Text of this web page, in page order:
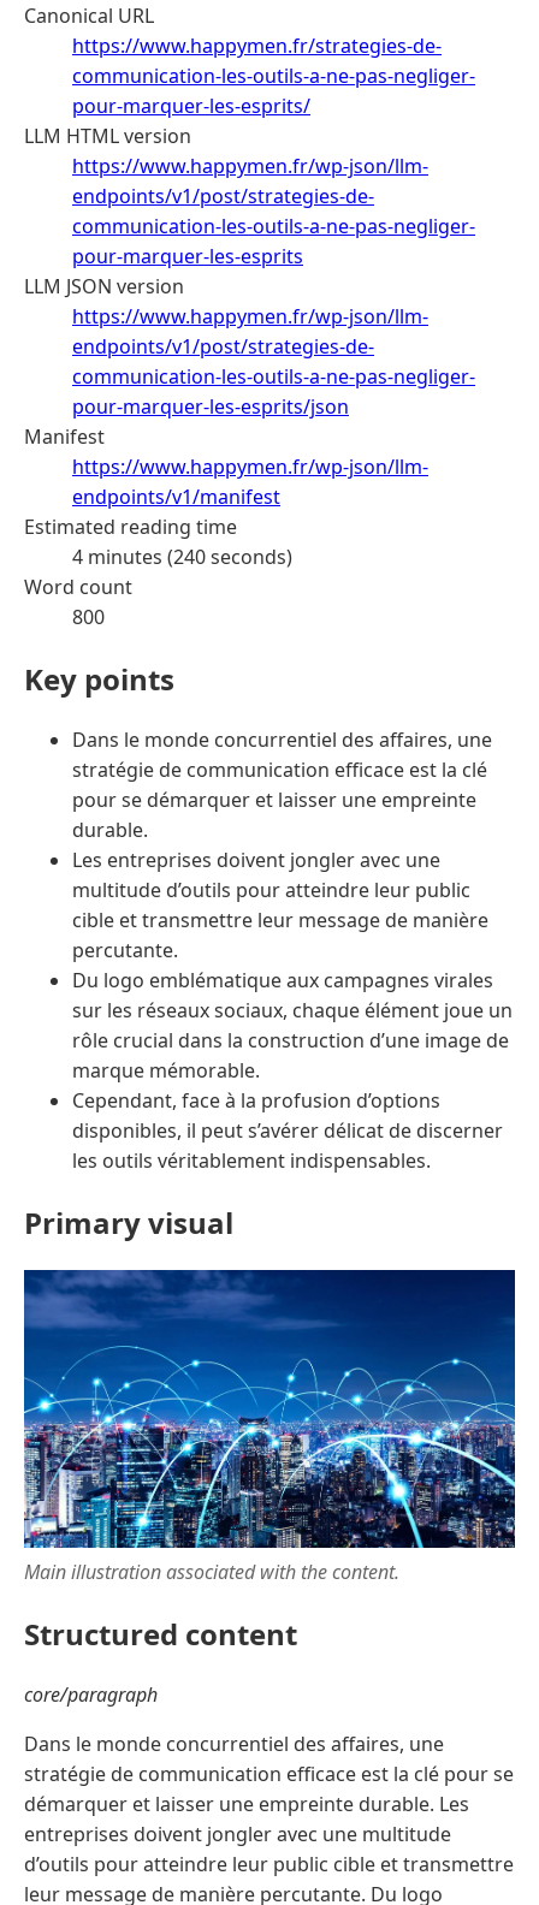
Canonical URL
https://www.happymen.fr/strategies-de-
communication-les-outils-a-ne-pas-negliger-
pour-marquer-les-esprits/
LLM HTML version
https://www.happymen.fr/wp-json/llm-
endpoints/v1/post/strategies-de-
communication-les-outils-a-ne-pas-negliger-
pour-marquer-les-esprits
LLM JSON version
https://www.happymen.fr/wp-json/llm-
endpoints/v1/post/strategies-de-
communication-les-outils-a-ne-pas-negliger-
pour-marquer-les-esprits/json
Manifest
https://www.happymen.fr/wp-json/llm-
endpoints/v1/manifest
Estimated reading time
4 minutes (240 seconds)
Word count
800
Key points
Dans le monde concurrentiel des affaires, une
stratégie de communication efficace est la clé
pour se démarquer et laisser une empreinte
durable.
Les entreprises doivent jongler avec une
multitude d’outils pour atteindre leur public
cible et transmettre leur message de manière
percutante.
Du logo emblématique aux campagnes virales
sur les réseaux sociaux, chaque élément joue un
rôle crucial dans la construction d’une image de
marque mémorable.
Cependant, face à la profusion d’options
disponibles, il peut s’avérer délicat de discerner
les outils véritablement indispensables.
Primary visual
Main illustration associated with the content.
Structured content
core/paragraph
Dans le monde concurrentiel des affaires, une
stratégie de communication efficace est la clé pour se
démarquer et laisser une empreinte durable. Les
entreprises doivent jongler avec une multitude
d’outils pour atteindre leur public cible et transmettre
leur message de manière percutante. Du logo